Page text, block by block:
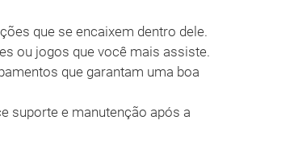
que se encaixem dentro dele.
ou jogos que você mais assiste.
que garantam uma boa
suporte e manutenção após a